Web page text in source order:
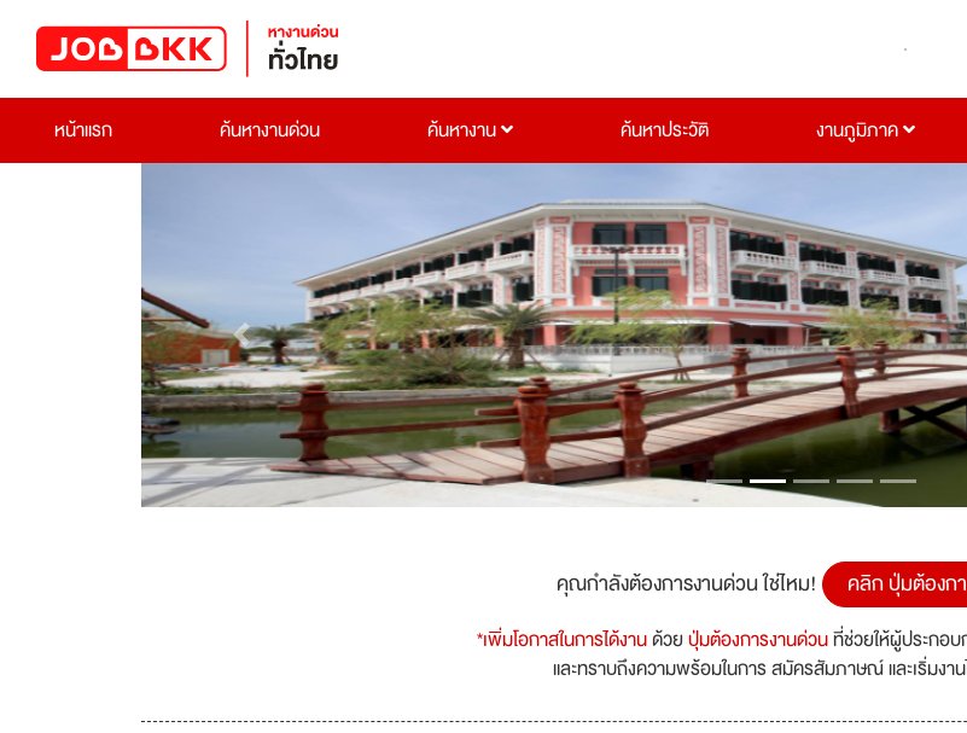
หน้าแรก
ค้นหางานด่วน ค้นหางาน ค้นหาประวัติ งานภูมิภาค
Previous
คุณกำลังต้องการงานด่วน ใช่ไหม! คลิก ปุ่มต้องก
*เพิ่มโอกาสในการได้งานด้วยปุ่มต้องการงานด่วนที่ช่วยให้ผู้ประกอ
และทราบถึงความพร้อมในการ สมัครสัมภาษณ์ และเริ่มง